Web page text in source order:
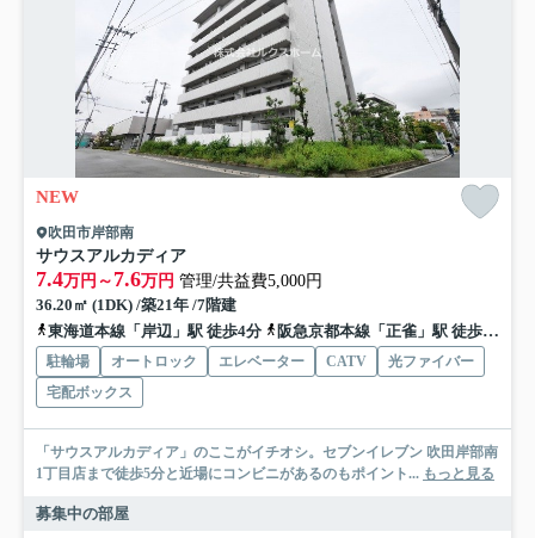
NEW
吹田市岸部南
サウスアルカディア
7.4万円～ 7.6万円 管理/共益費5,000円
36.20㎡ (1DK) /築21年 /7階建
東海道本線「岸辺」駅 徒歩4分
阪急京都本線「正雀」駅 徒歩8分
駐輪場 オートロック エレベーター CATV
光ファイバー
宅配ボックス
「サウスアルカディア」のここがイチオシ。セブンイレブン 吹田岸部南
1丁目店まで徒歩5分と近場にコンビニがあるのもポイント... もっと見る
募集中の部屋